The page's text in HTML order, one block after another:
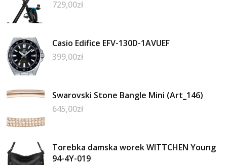
729,00zł
Casio Edifice EFV-130D-1AVUEF
399,00zł
Swarovski Stone Bangle Mini (Art_146)
645,00zł
Torebka damska worek WITTCHEN Young
94-4Y-019